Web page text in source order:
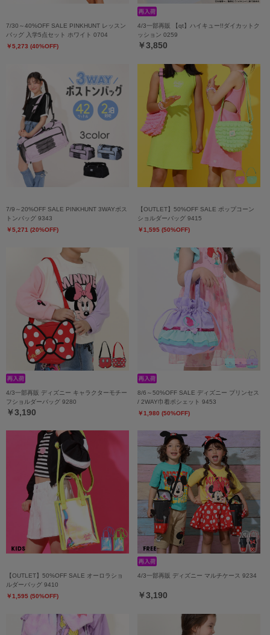
7/30～40%OFF SALE PINKHUNT レッスン
バッグ 入学5点セット ホワイト 0704
￥5,273 (40%OFF)
4/3一部再販 【qt】ハイキュー!!ダイカットク
ッション 0259
￥3,850
7/9～20%OFF SALE PINKHUNT 3WAYボス
トンバッグ 9343
￥5,271 (20%OFF)
【OUTLET】50%OFF SALE ポップコーン
ショルダーバッグ 9415
￥1,595 (50%OFF)
4/3一部再販 ディズニー キャラクターモチー
フショルダーバッグ 9280
￥3,190
8/6～50%OFF SALE ディズニー プリンセス
/ 2WAY巾着ポシェット 9453
￥1,980 (50%OFF)
【OUTLET】50%OFF SALE オーロラショ
ルダーバッグ 9410
￥1,595 (50%OFF)
4/3一部再販 ディズニー マルチケース 9234
￥3,190